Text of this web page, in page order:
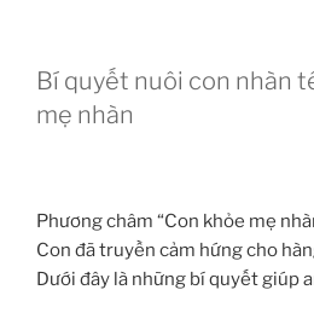
Bí quyết nuôi con nhàn
mẹ nhàn
Phương châm “Con khỏe mẹ
Con đã truyền cảm hứng cho
Dưới đây là những bí quyết giúp